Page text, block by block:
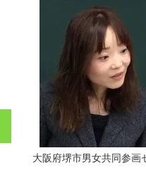
大阪府堺市男女共同参画